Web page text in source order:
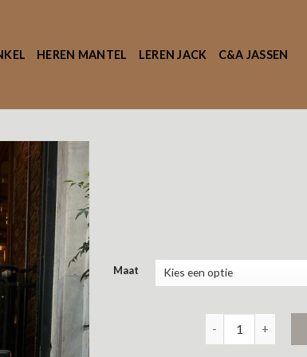
HEREN MANTEL LEREN JACK C&A JASSEN
Maat